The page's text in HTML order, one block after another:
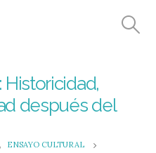
después del
,
ENSAYO CULTURAL